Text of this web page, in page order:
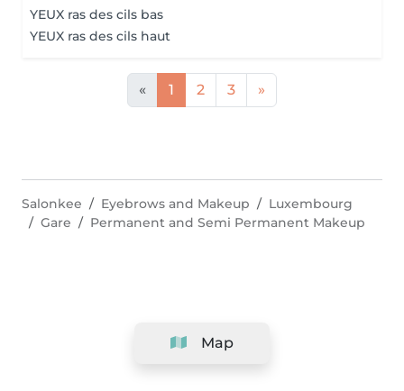
YEUX ras des cils bas
YEUX ras des cils haut
« 1 2 3 »
Map
Salonkee Eyebrows and Makeup
Luxembourg
Gare
Permanent and Semi Permanent Makeup